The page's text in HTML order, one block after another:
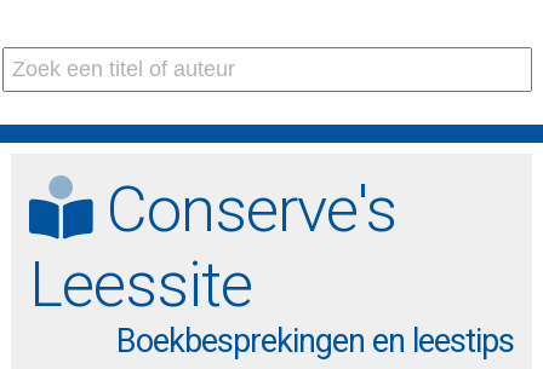
Conserve's
Leessite
Boekbesprekingen en leestips